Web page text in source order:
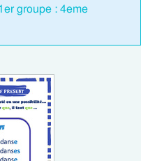
groupe : 4eme